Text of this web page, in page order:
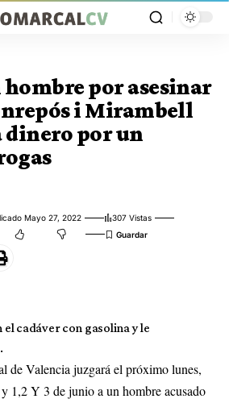
hombre por asesinar
i Mirambell
dinero por un
Mayo 27, 2022
307 Vistas
cadáver con gasolina y le
de Valencia juzgará el próximo lunes,
1,2 Y 3 de junio a un hombre acusado